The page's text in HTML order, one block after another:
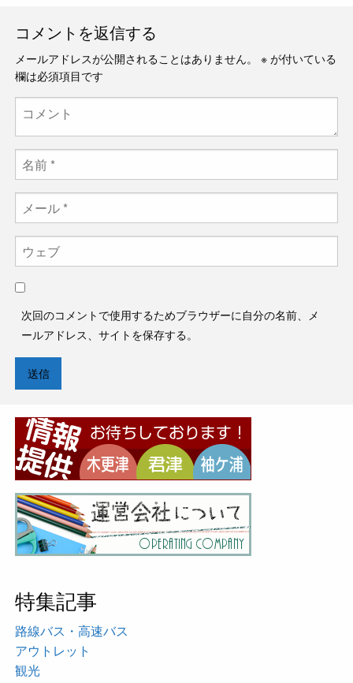
コメントを返信する
メールアドレスが公開されることはありません。 ※ が付いている
欄は必須項目です
次回のコメントで使用するためブラウザーに自分の名前、メ
ールアドレス、サイトを保存する。
特集記事
路線バス・高速バス
アウトレット
観光